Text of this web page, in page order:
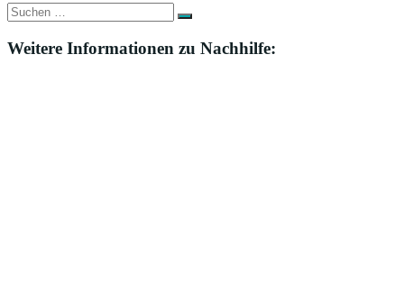
Suche
nach:
Suchen
Weitere Informationen zu Nachhilfe: